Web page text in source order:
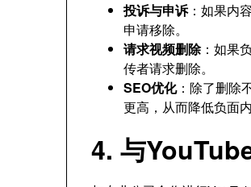
投诉与申诉：如果内
申请移除。
请求视频删除：如果
传者请求删除。
SEO优化：除了删除
更高，从而降低负面
4. 与